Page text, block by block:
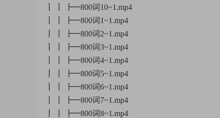
┃ ┃ ┣━800词10~1.mp4
┃ ┃ ┣━800词1~1.mp4
┃ ┃ ┣━800词2~1.mp4
┃ ┃ ┣━800词3~1.mp4
┃ ┃ ┣━800词4~1.mp4
┃ ┃ ┣━800词5~1.mp4
┃ ┃ ┣━800词6~1.mp4
┃ ┃ ┣━800词7~1.mp4
┃ ┃ ┣━800词8~1.mp4